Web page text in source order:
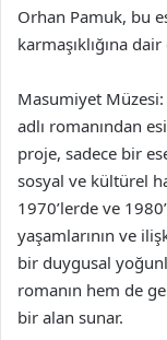
Orhan Pamuk, bu
karmaşıklığına
Masumiyet Müzesi:
adlı romanından
proje, sadece bir
sosyal ve kültürel
1970’lerde ve
yaşamlarının ve
bir duygusal
romanın hem de
bir alan sunar.